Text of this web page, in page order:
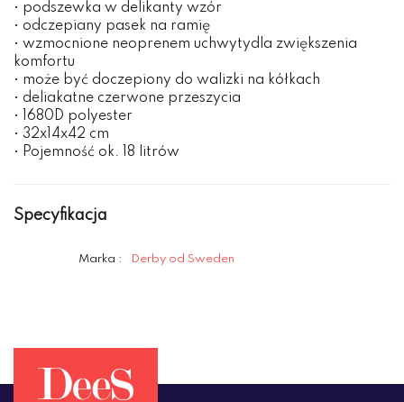
• podszewka w delikanty wzór
• odczepiany pasek na ramię
• wzmocnione neoprenem uchwytydla zwiększenia
komfortu
• może być doczepiony do walizki na kółkach
• deliakatne czerwone przeszycia
• 1680D polyester
• 32x14x42 cm
• Pojemność ok. 18 litrów
Specyfikacja
Marka : Derby od Sweden